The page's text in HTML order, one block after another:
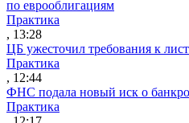
по еврооблигациям
Практика
, 13:28
ЦБ ужесточил требования к
Практика
, 12:44
ФНС подала новый иск о
Практика